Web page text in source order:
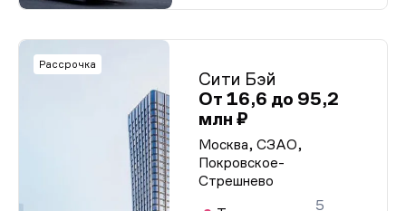
Рассрочка
Сити Бэй
От 16,6 до 95,2
млн ₽
Москва, СЗАО,
Покровское-
Стрешнево
5